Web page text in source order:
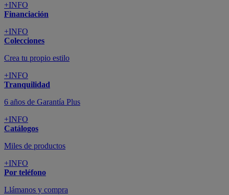
+INFO
Financiación
+INFO
Colecciones
Crea tu propio estilo
+INFO
Tranquilidad
6 años de Garantía Plus
+INFO
Catálogos
Miles de productos
+INFO
Por teléfono
Llámanos y compra